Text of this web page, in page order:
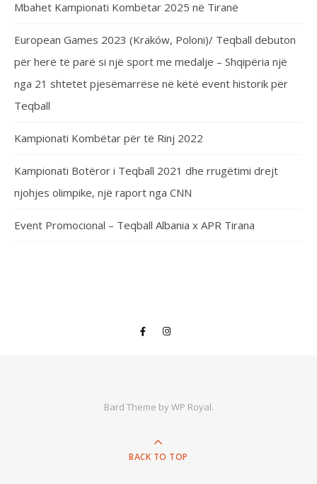
Mbahet Kampionati Kombëtar 2025 në Tiranë
European Games 2023 (Kraków, Poloni)/ Teqball debuton
për herë të parë si një sport me medalje – Shqipëria një
nga 21 shtetet pjesëmarrëse në këtë event historik për
Teqball
Kampionati Kombëtar për të Rinj 2022
Kampionati Botëror i Teqball 2021 dhe rrugëtimi drejt
njohjes olimpike, një raport nga CNN
Event Promocional – Teqball Albania x APR Tirana
Bard Theme byWP Royal.
BACK TO TOP